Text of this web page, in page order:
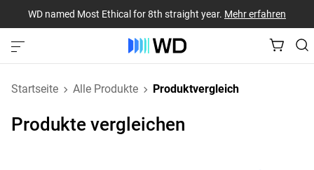
WD named Most Ethical for 8th straight year. Mehr erfahren
Startseite Alle Produkte Produktvergleich
Produkte vergleichen